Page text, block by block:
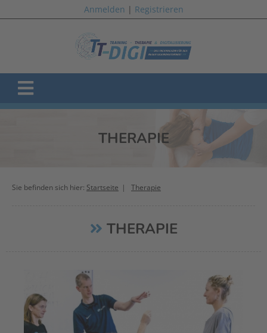
Anmelden | Registrieren
THERAPIE
Sie befinden sich hier: Startseite Therapie
THERAPIE